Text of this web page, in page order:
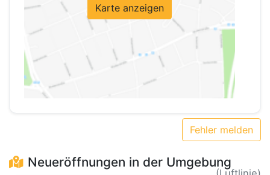
Karte anzeigen
Fehler melden
Neueröffnungen in der Umgebung